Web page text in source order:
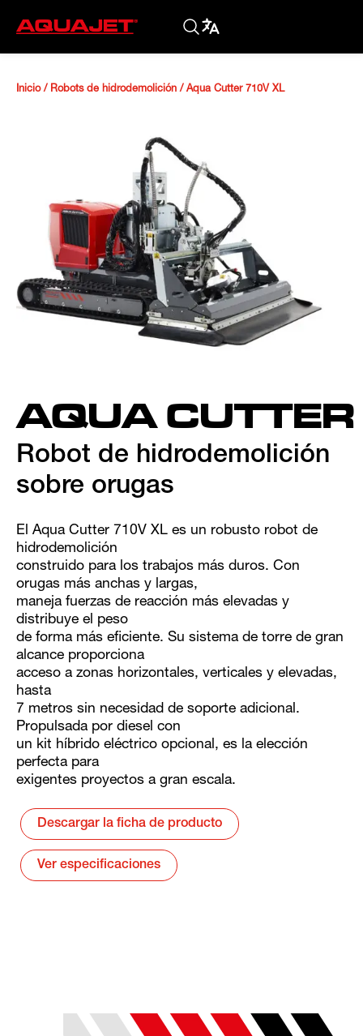
Inicio/ Robots de hidrodemolición / Aqua Cutter 710V XL
AQUA CUTTER
Robot de hidrodemolición
sobre orugas
El Aqua Cutter 710V XL es un robusto robot de
hidrodemolición
construido para los trabajos más duros. Con
orugas más anchas y largas,
maneja fuerzas de reacción más elevadas y
distribuye el peso
de forma más eficiente. Su sistema de torre de gran
alcance proporciona
acceso a zonas horizontales, verticales y elevadas,
hasta
7 metros sin necesidad de soporte adicional.
Propulsada por diesel con
un kit híbrido eléctrico opcional, es la elección
perfecta para
exigentes proyectos a gran escala.
Descargar la ficha de producto
Ver especificaciones